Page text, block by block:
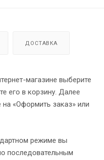
ДОСТАВКА
магазине выберите
его в корзину. Далее
«Оформить заказ» или
режиме вы
последовательным